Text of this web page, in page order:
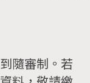
隨審制。若